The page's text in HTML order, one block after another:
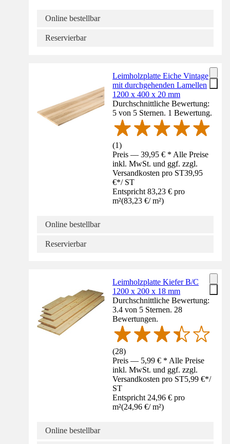
Online bestellbar
Reservierbar
Leimholzplatte Eiche Vintage
mit durchgehenden Lamellen
1200 x 400 x 20 mm
Durchschnittliche Bewertung:
5 von 5 Sternen. 1 Bewertung.
(1)
Preis — 39,95 € * Alle Preise
inkl. MwSt. und ggf. zzgl.
Versandkosten pro ST39,95
€*/ ST
Entspricht 83,23 € pro
m²(83,23 €/ m²)
Online bestellbar
Reservierbar
Leimholzplatte Kiefer B/C
1200 x 200 x 18 mm
Durchschnittliche Bewertung:
3.4 von 5 Sternen. 28
Bewertungen.
(28)
Preis — 5,99 € * Alle Preise
inkl. MwSt. und ggf. zzgl.
Versandkosten pro ST5,99 €*/
ST
Entspricht 24,96 € pro
m²(24,96 €/ m²)
Online bestellbar